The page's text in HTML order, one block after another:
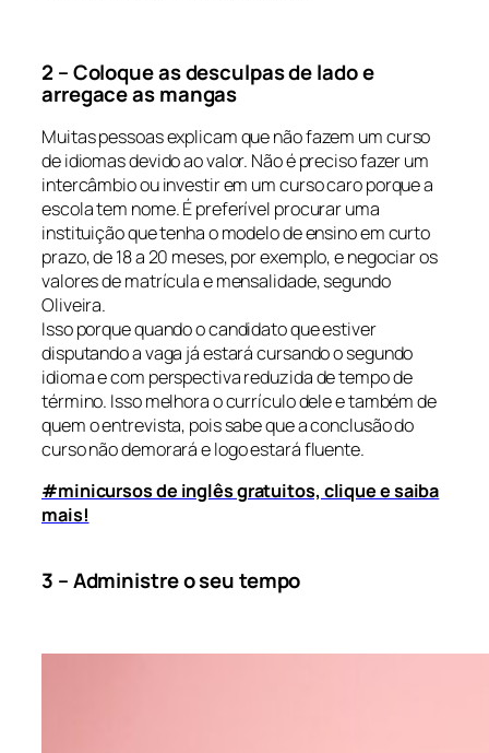
2 – Coloque as desculpas de lado e
arregace as mangas
Muitas pessoas explicam que não fazem um curso
de idiomas devido ao valor. Não é preciso fazer um
intercâmbio ou investir em um curso caro porque a
escola tem nome. É preferível procurar uma
instituição que tenha o modelo de ensino em curto
prazo, de 18 a 20 meses, por exemplo, e negociar os
valores de matrícula e mensalidade, segundo
Oliveira.
Isso porque quando o candidato que estiver
disputando a vaga já estará cursando o segundo
idioma e com perspectiva reduzida de tempo de
término. Isso melhora o currículo dele e também de
quem o entrevista, pois sabe que a conclusão do
curso não demorará e logo estará fluente.
#minicursos de inglês gratuitos, clique e saiba
mais!
3 – Administre o seu tempo